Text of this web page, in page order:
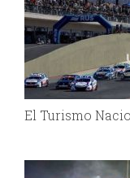
El Turismo